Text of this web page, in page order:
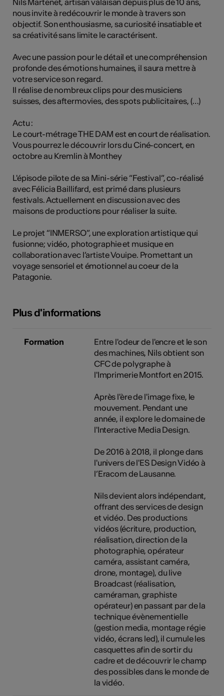
nous invite à redécouvrir le monde à travers son
objectif. Son enthousiasme, sa curiosité insatiable et
sa créativité sans limite le caractérisent.
Avec une passion pour le détail et une compréhension
profonde des émotions humaines, il saura mettre à
votre service son regard.
Il réalise de nombreux clips pour des musiciens
suisses, des aftermovies, des spots publicitaires, (…)
Actu :
Le court-métrage THE DAM est en court de réalisation.
Vous pourrez le découvrir lors du Ciné-concert, en
octobre au Kremlin à Monthey
L'épisode pilote de sa Mini-série “Festival”, co-réalisé
avec Félicia Baillifard, est primé dans plusieurs
festivals. Actuellement en discussion avec des
maisons de productions pour réaliser la suite.
Le projet “INMERSO”, une exploration artistique qui
fusionne; vidéo, photographie et musique en
collaboration avec l’artiste Vouipe. Promettant un
voyage sensoriel et émotionnel au coeur de la
Patagonie.
Plus d'informations
Formation
Entre l'odeur de l'encre et le son
des machines, Nils obtient son
CFC de polygraphe à
l'Imprimerie Montfort en 2015.
Après l'ère de l'image fixe, le
mouvement. Pendant une
année, il explore le domaine de
l'Interactive Media Design.
De 2016 à 2018, il plonge dans
l'univers de l'ES Design Vidéo à
l’Eracom de Lausanne.
Nils devient alors indépendant,
offrant des services de design
et vidéo. Des productions
vidéos (écriture, production,
réalisation, direction de la
photographie, opérateur
caméra, assistant caméra,
drone, montage), du live
Broadcast (réalisation,
caméraman, graphiste
opérateur) en passant par de la
technique évènementielle
(gestion media, montage régie
vidéo, écrans led), il cumule les
casquettes afin de sortir du
cadre et de découvrir le champ
des possibles dans le monde de
la vidéo.